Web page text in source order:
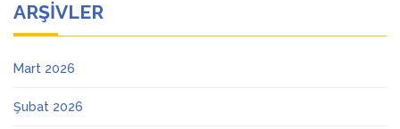
ARŞIVLER
Mart 2026
Şubat 2026